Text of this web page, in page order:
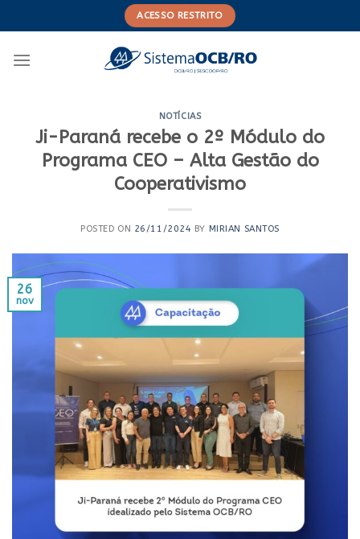
to
ACESSO RESTRITO
NOTÍCIAS
Ji-Paraná recebe o 2º Módulo do
Programa CEO – Alta Gestão do
Cooperativismo
POSTED ON 26/11/2024 BY MIRIAN SANTOS
26
nov